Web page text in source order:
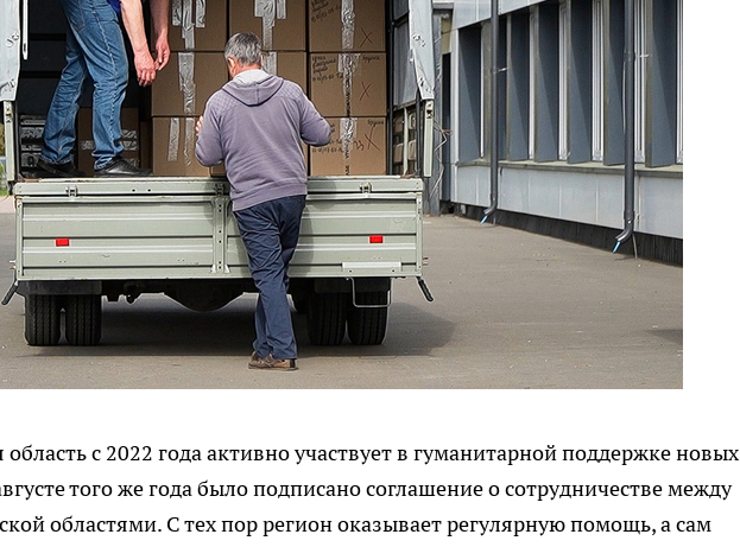
с 2022 года активно участвует в гуманитарной поддержке новых
того же года было подписано соглашение о сотрудничестве между
областями. С тех пор регион оказывает регулярную помощь, а сам